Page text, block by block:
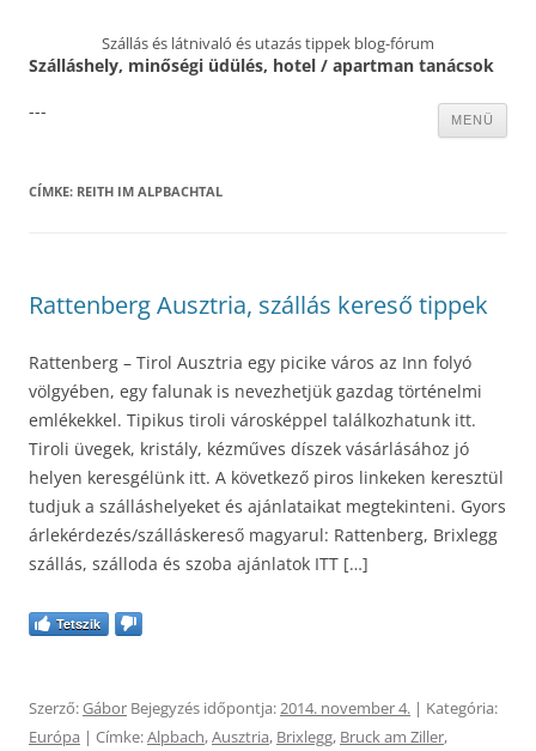
Szállás és látnivaló és utazás tippek blog-fórum
Szálláshely, minőségi üdülés, hotel / apartman tanácsok
MENÜ
---
CÍMKE: REITH IM ALPBACHTAL
Rattenberg Ausztria, szállás kereső tippek
Rattenberg – Tirol Ausztria egy picike város az Inn folyó
völgyében, egy falunak is nevezhetjük gazdag történelmi
emlékekkel. Tipikus tiroli városképpel találkozhatunk itt.
Tiroli üvegek, kristály, kézműves díszek vásárlásához jó
helyen keresgélünk itt. A következő piros linkeken keresztül
tudjuk a szálláshelyeket és ajánlataikat megtekinteni. Gyors
árlekérdezés/szálláskereső magyarul: Rattenberg, Brixlegg
szállás, szálloda és szoba ajánlatok ITT […]
Tetszik
Szerző:Gábor Bejegyzés időpontja:2014. november 4. | Kategória:
Európa | Címke:Alpbach,Ausztria, Brixlegg, Bruck am Ziller,